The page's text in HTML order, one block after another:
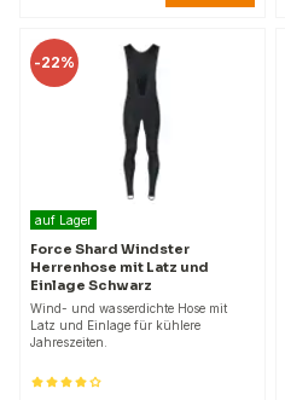
-22%
auf Lager
Force Shard Windster
Herrenhose mit Latz und
Einlage Schwarz
Wind- und wasserdichte Hose mit
Latz und Einlage für kühlere
Jahreszeiten.